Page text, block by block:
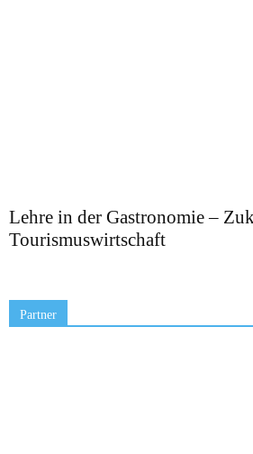
Lehre in der Gastronomie –
Tourismuswirtschaft
Partner